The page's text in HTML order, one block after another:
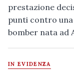
prestazione
punti contro una
bomber nata ad
IN EVIDENZA